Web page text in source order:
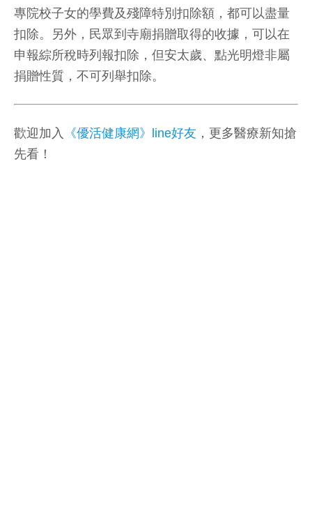
專院校子女的學費及殘障特別扣除額，都可以盡量
扣除。另外，民眾到寺廟捐贈取得的收據，可以在
申報綜所稅時列報扣除，但安太歲、點光明燈非屬
捐贈性質，不可列舉扣除。
歡迎加入 《優活健康網》line好友 ，更多醫療新知搶
先看！